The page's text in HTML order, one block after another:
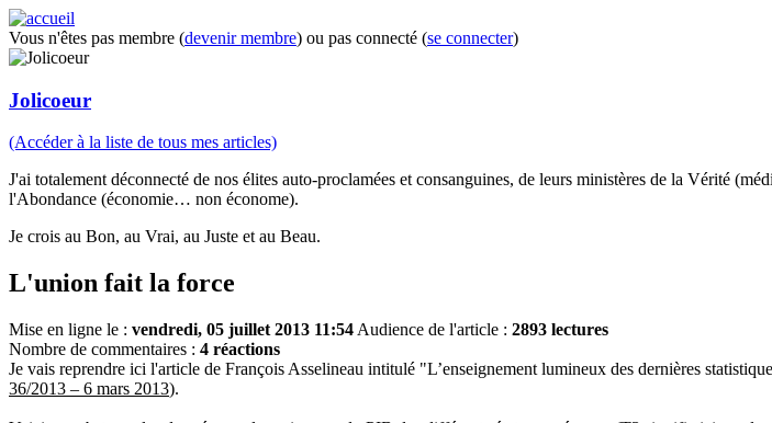
Vous n'êtes pas membre (devenir membre) ou pas connecté (se connecter)
Jolicoeur
(Accéder à la liste de tous mes articles)
J'ai totalement déconnecté de nos élites auto-proclamées et consanguines, de leurs ministères de la Vérité
l'Abondance (économie… non économe).
Je crois au Bon, au Vrai, au Juste et au Beau.
L'union fait la force
Mise en ligne le : vendredi, 05 juillet 2013 11:54 Audience de l'article : 2893 lectures
Nombre de commentaires : 4 réactions
Je vais reprendre ici l'article de François Asselineau intitulé "L’enseignement lumineux des dernières
36/2013 – 6 mars 2013).